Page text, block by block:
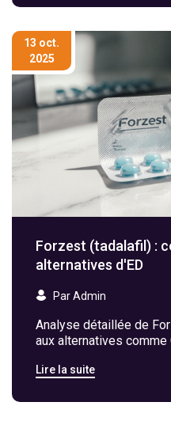
13 oct.
2025
Forzest (tadalafil) :
alternatives d'ED
Par Admin
Analyse détaillée de
aux alternatives
de choix.
Lire la suite